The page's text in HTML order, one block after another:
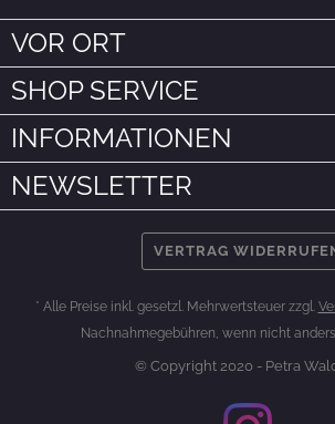
VOR ORT
SHOP SERVICE
INFORMATIONEN
NEWSLETTER
VERTRAG
* Alle Preise inkl. gesetzl. Mehrwertsteuer zzgl.
Nachnahmegebühren, wenn nicht
© Copyright 2020 - Petra